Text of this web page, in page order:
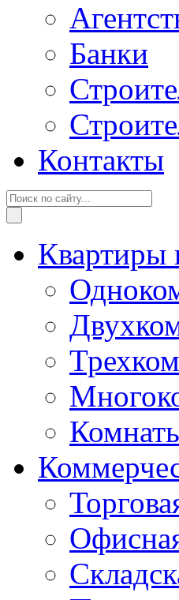
Банки
Контакты
Квартиры